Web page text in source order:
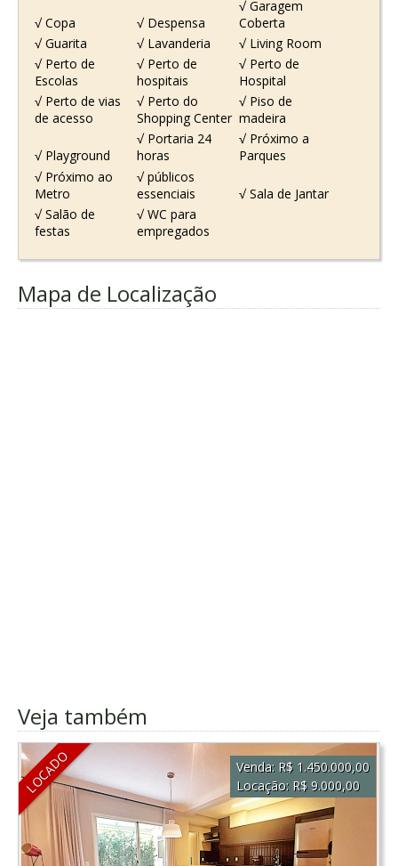
√ Copa √ Despensa
√ Garagem
Coberta
√ Guarita
√ Lavanderia
√ Living Room
√ Perto de
Escolas
√ Perto de
hospitais
√ Perto de
Hospital
√ Perto de vias
de acesso
√ Perto do
Shopping Center
√ Piso de
madeira
√ Playground
√ Portaria 24
horas
√ Próximo a
Parques
√ Próximo ao
Metro
√ públicos
essenciais
√ Sala de Jantar
√ Salão de
festas
√ WC para
empregados
Mapa de Localização
Veja também
LOCADO Venda: R$ 1.450.000,00
Locação: R$ 9.000,00